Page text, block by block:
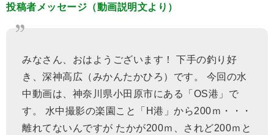
投稿者メッセージ（動画説明文より）
みなさん、おはようございます！ 下手の釣り好
き、深神高広（みかんたかひろ）です。 今回の水
中動画は、神奈川県小田原市にある「OS港」で
す。 水中撮影の楽園こと「H港」から200ｍ・・・
離れてないんですが たかが200ｍ、されど200ｍと